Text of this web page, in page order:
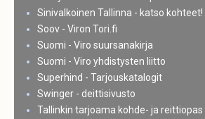
Sinivalkoinen Tallinna - katso kohteet!
Soov - Viron Tori.fi
Suomi - Viro suursanakirja
Suomi - Viro yhdistysten liitto
Superhind - Tarjouskatalogit
Swinger - deittisivusto
Tallinkin tarjoama kohde- ja reittiopas